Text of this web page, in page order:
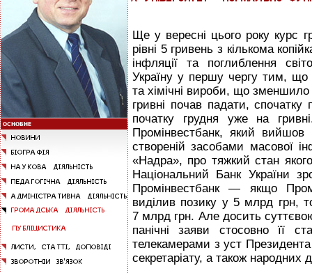
Ще у вересні цього року курс
рівні 5 гривень з кількома
інфляції та поглиблення
Україну у першу чергу тим, що
та хімічні вироби, що
гривні почав падати,
початку грудня уже на
Промінвестбанк, який
створеній засобами масової
«Надра», про тяжкий стан
Національний Банк України
Промінвестбанк — якщо
виділив позику у 5 млрд грн,
7 млрд грн. Але досить
панічні заяви стосовно її
телекамерами з уст
секретаріату, а також народних